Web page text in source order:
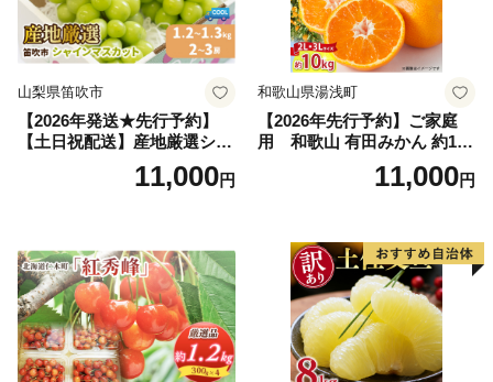
山梨県笛吹市
【2026年発送★先行予約】
【土日祝配送】産地厳選シャ
インマスカット1.2kg～1.3kg
（2房～3房）※沖縄・離島配
笛吹市 山梨県 フルーツ 果物
ぶどう 葡萄 大粒 シャインマ
スカット おすすめ シャイン
マスカット 贈答 ギフト 産地
笛吹市 シャインマスカット
笛吹 葡萄 国産 ぶどう 人気
国産 1.2kg 先行｜
11,000円
和歌山県湯浅町
【2026年先行予約】ご家庭
用 和歌山 有田みかん 約10k
g (2L、3Lサイズ)【湯浅町】
11,000円